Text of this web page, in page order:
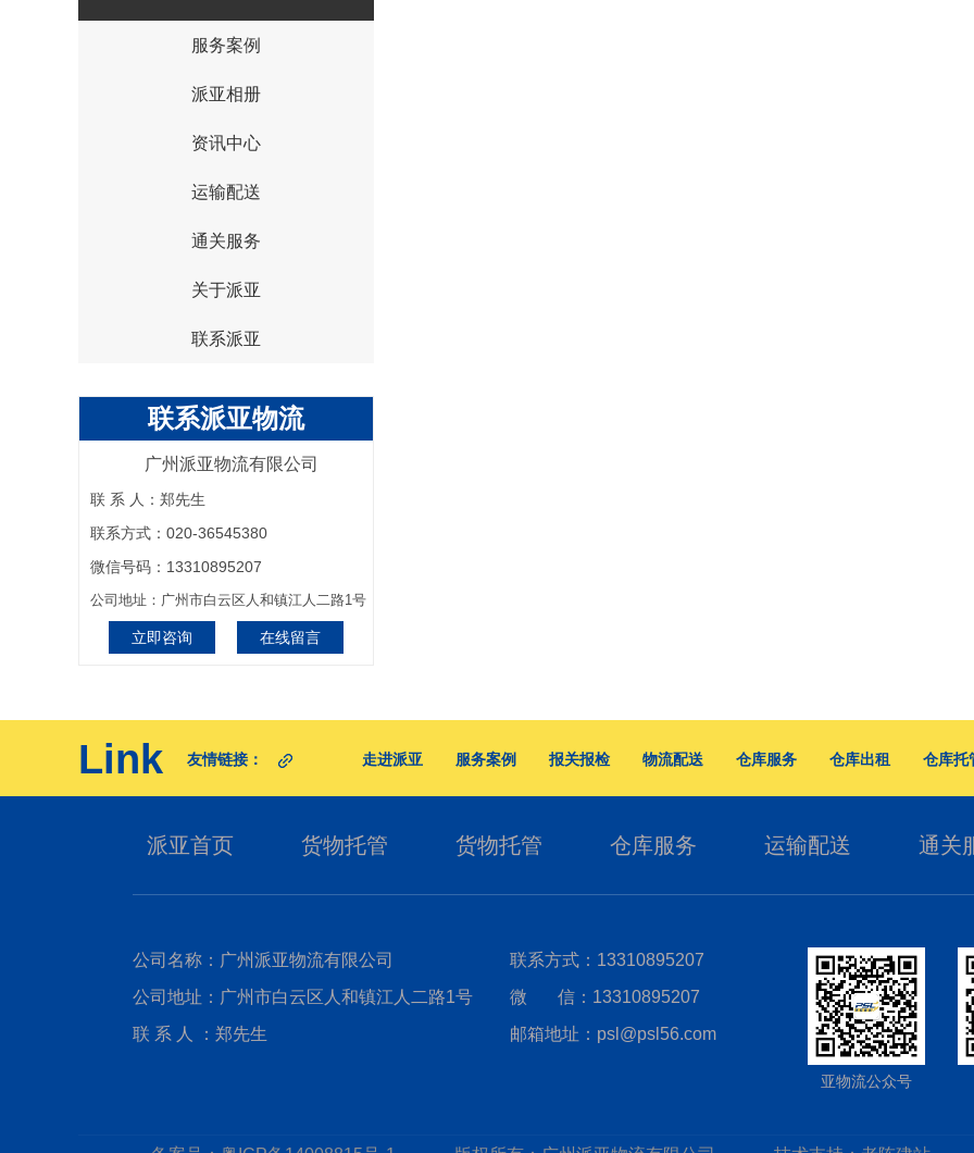
{I('company_id')}
服务案例
派亚相册
资讯中心
运输配送
通关服务
关于派亚
联系派亚
联系派亚物流
广州派亚物流有限公司
联 系 人：郑先生
联系方式：020-36545380
微信号码：13310895207
公司地址：广州市白云区人和镇江人二路1号
立即咨询 在线留言
Link 友情链接： 走进派亚 服务案例 报关报检 物流配送 仓库服务 仓库出租 仓库托
派亚首页 货物托管 货物托管 仓库服务 运输配送 通关
公司名称：广州派亚物流有限公司
公司地址：广州市白云区人和镇江人二路1号
联 系 人 ：郑先生
联系方式：13310895207
微 信：13310895207
邮箱地址：psl@psl56.com
亚物流公众号